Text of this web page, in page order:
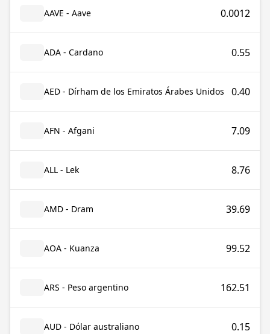
AAVE - Aave 0.0012
ADA - Cardano 0.55
AED - Dírham de los Emiratos Árabes Unidos 0.40
AFN - Afgani 7.09
ALL - Lek 8.76
AMD - Dram 39.69
AOA - Kuanza 99.52
ARS - Peso argentino 162.51
AUD - Dólar australiano 0.15